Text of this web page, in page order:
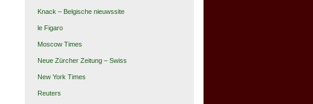
Knack – Belgische nieuwssite
le Figaro
Moscow Times
Neue Zürcher Zeitung – Swiss
New York Times
Reuters